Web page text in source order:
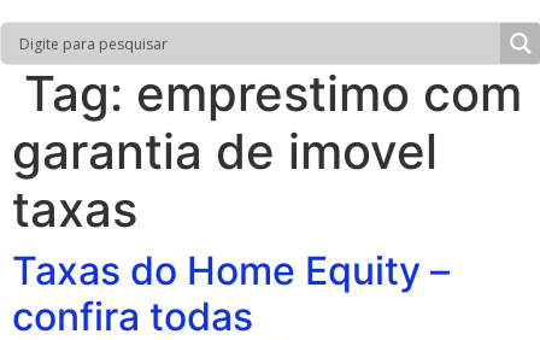
Tag: emprestimo com
garantia de imovel
taxas
Taxas do Home Equity –
confira todas